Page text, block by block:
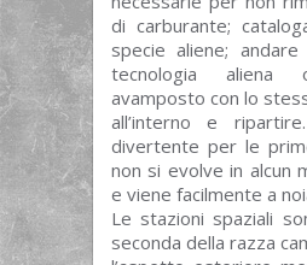
di carburante;
specie aliene;
tecnologia aliena
avamposto con lo
all’interno e
divertente per le
non si evolve in alcun
e viene facilmente a
Le stazioni spaziali
seconda della razza